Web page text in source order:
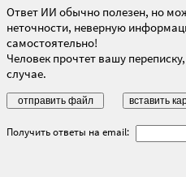
Ответ ИИ обычно полезен, но
неточности, неверную
самостоятельно!
Человек прочтет вашу
случае.
Получить ответы на email: